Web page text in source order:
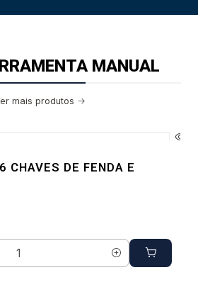
MANUAL
mais produtos
CHAVES DE FENDA E